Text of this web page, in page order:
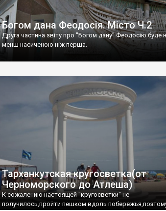
Богом дана Феодосія. Місто Ч.2
Друга частина звіту про "Богом дану" Феодосію буде
менш насиченою ніж перша.
Тарханкутская кругосветка(от
Черноморского до Атлеша)
К сожалению настоящей "кругосветки" не
получилось,пройти пешком вдоль